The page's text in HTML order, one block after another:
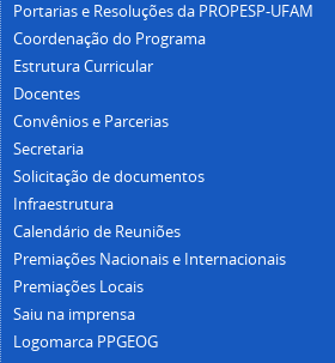
Portarias e Resoluções da PROPESP-UFAM
Coordenação do Programa
Estrutura Curricular
Docentes
Convênios e Parcerias
Secretaria
Solicitação de documentos
Infraestrutura
Calendário de Reuniões
Premiações Nacionais e Internacionais
Premiações Locais
Saiu na imprensa
Logomarca PPGEOG